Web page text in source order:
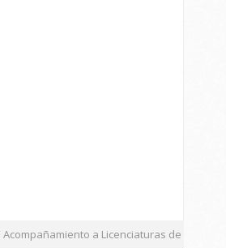
a Licenciaturas de la UAZ